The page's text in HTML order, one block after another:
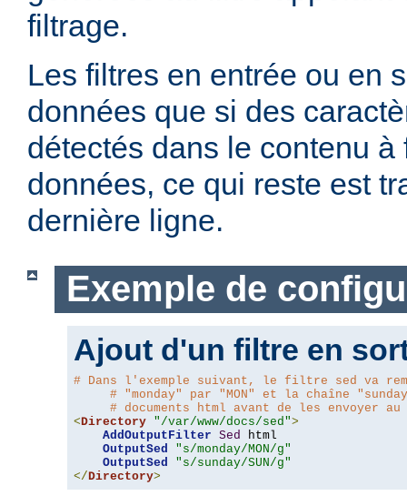
filtrage.
Les filtres en entrée ou en
données que si des
détectés dans le contenu à
données, ce qui reste est
dernière ligne.
Exemple de
Ajout d'un filtre en
# Dans l'exemple suivant, le filtre sed va
# "monday" par "MON" et la chaîne
# documents html avant de les envoyer
<Directory "/var/www/docs/sed">
AddOutputFilter Sed
html
OutputSed
"s/monday/MON/g"
OutputSed
"s/sunday/SUN/g"
</Directory>